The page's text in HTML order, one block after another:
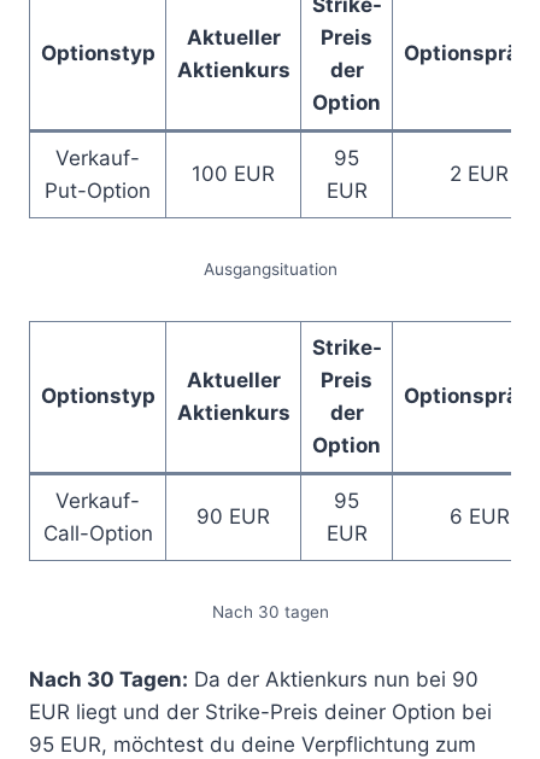
Optionstyp
Aktueller
Aktienkurs
Strike-
Preis
der
Option
Verkauf-
Put-Option
100 EUR
95
EUR
2 EUR
Ausgangsituation
Optionstyp
Aktueller
Aktienkurs
Strike-
Preis
der
Option
Verkauf-
Call-Option
90 EUR
95
EUR
6 EUR
Nach 30 tagen
Nach 30 Tagen: Da der Aktienkurs nun bei 90
EUR liegt und der Strike-Preis deiner Option bei
95 EUR, möchtest du deine Verpflichtung zum